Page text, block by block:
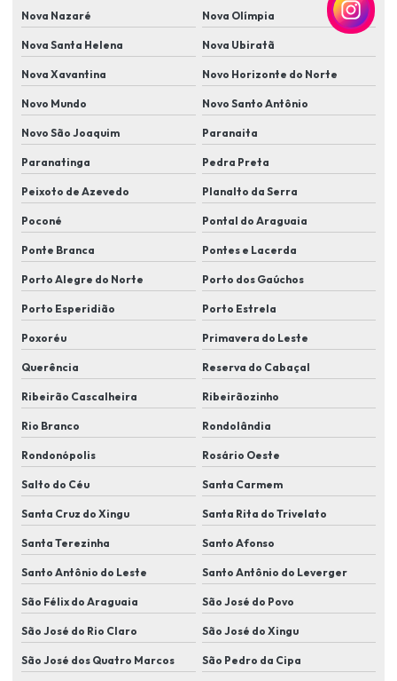
Instalação de sistema de alarme
Instalação de sistema de cameras de segurança
Instalação de sistema de monitoramento
Instalação de sistema de segurança com câmera e alarme
Instalação de sistema de vigilância para casa
Instalação de sistemas de controle de acesso biométrico
Instalação de sistemas de proteção perimetral
Instalação de sistemas de segurança
Instalação de sistemas de segurança para condomínios
Instalação de sistemas de segurança eletrônica
Instalação de sistemas de videomonitoramento
Instalação de soluções de segurança para indústrias
Instalação de tecnologias de segurança eletrônica
Itens de segurança eletrônica
Kit de câmera de segurança em lucas do rio verde
Kit câmera de segurança residencial
Manutenção de câmera de segurança em lucas do rio verde
Nova Nazaré Nova Olímpia
Nova Santa Helena Nova Ubiratã
Nova Xavantina Novo Horizonte do Norte
Novo Mundo Novo Santo Antônio
Novo São Joaquim Paranaita
Paranatinga Pedra Preta
Peixoto de Azevedo Planalto da Serra
Poconé Pontal do Araguaia
Ponte Branca Pontes e Lacerda
Porto Alegre do Norte Porto dos Gaúchos
Porto Esperidião Porto Estrela
Poxoréu Primavera do Leste
Querência Reserva do Cabaçal
Ribeirão Cascalheira Ribeirãozinho
Rio Branco Rondolândia
Rondonópolis Rosário Oeste
Salto do Céu Santa Carmem
Santa Cruz do Xingu Santa Rita do Trivelato
Santa Terezinha Santo Afonso
Santo Antônio do Leste Santo Antônio do Leverger
São Félix do Araguaia São José do Povo
São José do Rio Claro São José do Xingu
São José dos Quatro Marcos São Pedro da Cipa